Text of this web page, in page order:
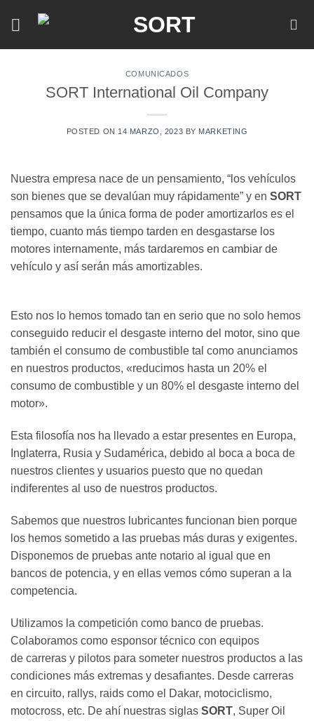
COMUNICADOS
SORT International Oil Company
POSTED ON 14 MARZO, 2023 BY MARKETING
Nuestra empresa nace de un pensamiento, “los vehículos
son bienes que se devalúan muy rápidamente” y en SORT
pensamos que la única forma de poder amortizarlos es el
tiempo, cuanto más tiempo tarden en desgastarse los
motores internamente, más tardaremos en cambiar de
vehículo y así serán más amortizables.
Esto nos lo hemos tomado tan en serio que no solo hemos
conseguido reducir el desgaste interno del motor, sino que
también el consumo de combustible tal como anunciamos
en nuestros productos, «reducimos hasta un 20% el
consumo de combustible y un 80% el desgaste interno del
motor».
Esta filosofía nos ha llevado a estar presentes en Europa,
Inglaterra, Rusia y Sudamérica, debido al boca a boca de
nuestros clientes y usuarios puesto que no quedan
indiferentes al uso de nuestros productos.
Sabemos que nuestros lubricantes funcionan bien porque
los hemos sometido a las pruebas más duras y exigentes.
Disponemos de pruebas ante notario al igual que en
bancos de potencia, y en ellas vemos cómo superan a la
competencia.
Utilizamos la competición como banco de pruebas.
Colaboramos como esponsor técnico con equipos
de carreras y pilotos para someter nuestros productos a las
condiciones más extremas y desafiantes. Desde carreras
en circuito, rallys, raids como el Dakar, motociclismo,
motocross, etc. De ahí nuestras siglas SORT, Super Oil